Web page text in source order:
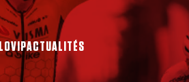
VIPACTUALITÉS